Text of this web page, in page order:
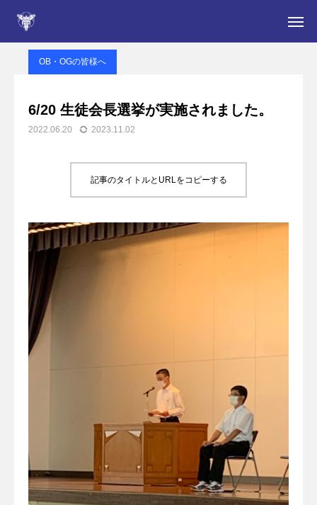
OB・OGの皆様へ
6/20 生徒会長選挙が実施されました。
2022.06.20 2023.11.02
記事のタイトルとURLをコピーする
学校案内
在校生・保護者の皆さん
定時制
卒業生の皆さん・同窓会